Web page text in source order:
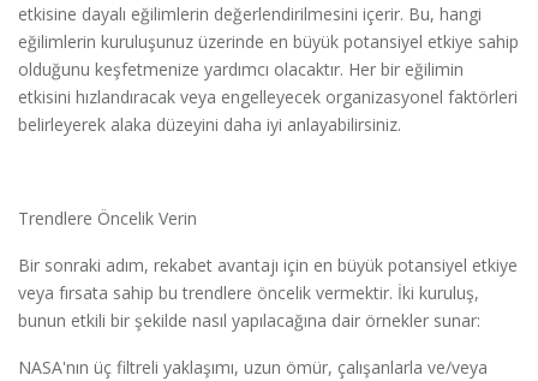
etkisine dayalı eğilimlerin değerlendirilmesini içerir. Bu, hangi
eğilimlerin kuruluşunuz üzerinde en büyük potansiyel etkiye sahip
olduğunu keşfetmenize yardımcı olacaktır. Her bir eğilimin
etkisini hızlandıracak veya engelleyecek organizasyonel faktörleri
belirleyerek alaka düzeyini daha iyi anlayabilirsiniz.
Trendlere Öncelik Verin
Bir sonraki adım, rekabet avantajı için en büyük potansiyel etkiye
veya fırsata sahip bu trendlere öncelik vermektir. İki kuruluş,
bunun etkili bir şekilde nasıl yapılacağına dair örnekler sunar:
NASA'nın üç filtreli yaklaşımı, uzun ömür, çalışanlarla ve/veya